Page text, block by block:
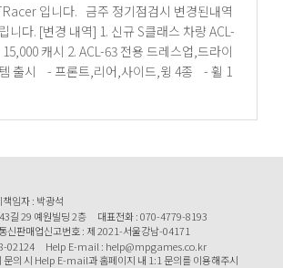
래스 차량 ACL-
드,윙 4종 - 휠 1
임자 : 박광석
길 29 예원빌딩 2층
대표전화 : 070-4779-8193
통신판매업신고번호 : 제 2021-서울강남-04171
02124
Help E-mail : help@mpgames.co.kr
문의 시 Help E-mail과 홈페이지 내 1:1 문의를 이용해주시